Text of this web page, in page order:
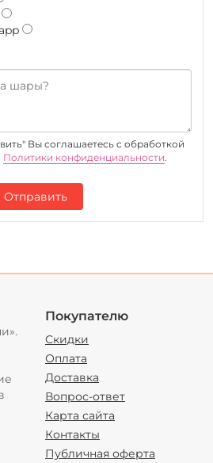
Вы соглашаетесь c обработкой
Политики конфиденциальности.
Отправить
Покупателю
Скидки
Оплата
Доставка
Вопрос-ответ
Карта сайта
Контакты
Публичная оферта